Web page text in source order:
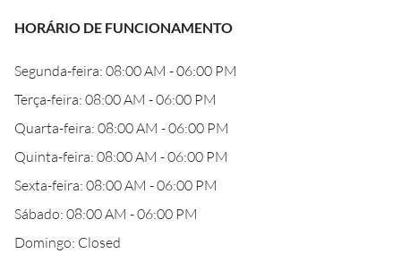
HORÁRIO DE FUNCIONAMENTO
Segunda-feira: 08:00 AM - 06:00 PM
Terça-feira: 08:00 AM - 06:00 PM
Quarta-feira: 08:00 AM - 06:00 PM
Quinta-feira: 08:00 AM - 06:00 PM
Sexta-feira: 08:00 AM - 06:00 PM
Sábado: 08:00 AM - 06:00 PM
Domingo: Closed